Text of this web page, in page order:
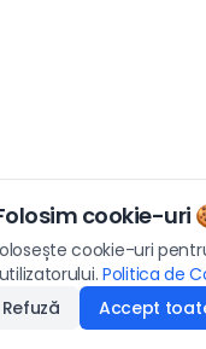
cookie-uri
cookie-uri
Politica de
Refuză
Accept